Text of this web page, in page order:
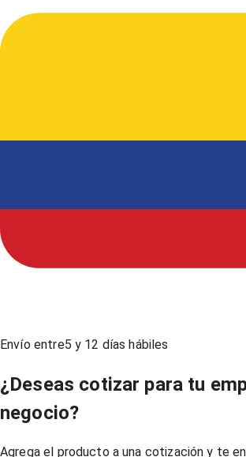
Envío entre5 y 12 días hábiles
¿Deseas cotizar para tu
negocio?
Agrega el producto a una cotización y te